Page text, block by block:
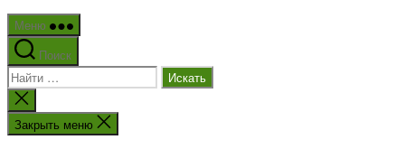
Меню
Поиск
Поиск:
Закрыть
поиск
Закрыть меню